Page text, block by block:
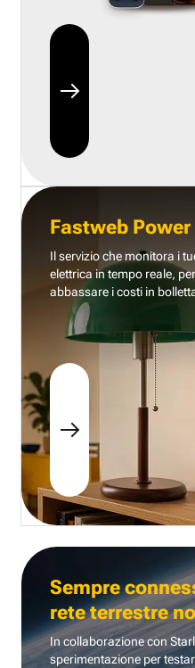
Fastweb
Il servizio che monitora i
elettrica in tempo reale,
abbassare i costi in
Sempre
rete terrestre
In collaborazione con
sperimentazione per